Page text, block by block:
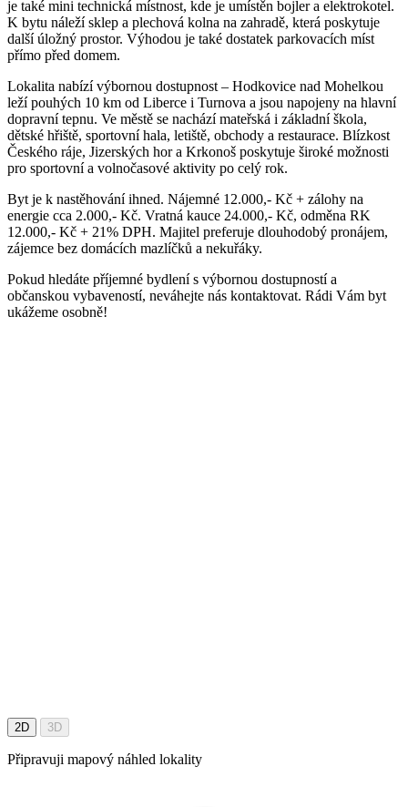
je také mini technická místnost, kde je umístěn bojler a elektrokotel.
K bytu náleží sklep a plechová kolna na zahradě, která poskytuje
další úložný prostor. Výhodou je také dostatek parkovacích míst
přímo před domem.
Lokalita nabízí výbornou dostupnost – Hodkovice nad Mohelkou
leží pouhých 10 km od Liberce i Turnova a jsou napojeny na hlavní
dopravní tepnu. Ve městě se nachází mateřská i základní škola,
dětské hřiště, sportovní hala, letiště, obchody a restaurace. Blízkost
Českého ráje, Jizerských hor a Krkonoš poskytuje široké možnosti
pro sportovní a volnočasové aktivity po celý rok.
Byt je k nastěhování ihned. Nájemné 12.000,- Kč + zálohy na
energie cca 2.000,- Kč. Vratná kauce 24.000,- Kč, odměna RK
12.000,- Kč + 21% DPH. Majitel preferuje dlouhodobý pronájem,
zájemce bez domácích mazlíčků a nekuřáky.
Pokud hledáte příjemné bydlení s výbornou dostupností a
občanskou vybaveností, neváhejte nás kontaktovat. Rádi Vám byt
ukážeme osobně!
2D 3D
Připravuji mapový náhled lokality